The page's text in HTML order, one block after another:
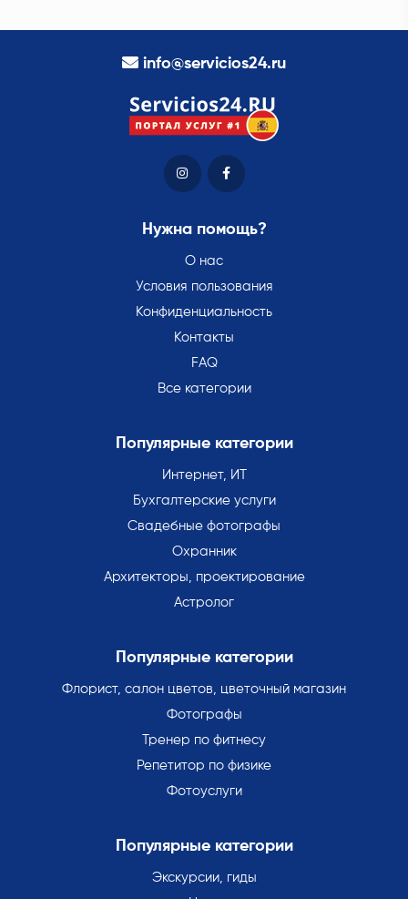
info@servicios24.ru
Нужна помощь?
О нас
Условия пользования
Конфиденциальность
Контакты
FAQ
Все категории
Популярные категории
Интернет, ИТ
Бухгалтерские услуги
Свадебные фотографы
Охранник
Архитекторы, проектирование
Астролог
Популярные категории
Флорист, салон цветов, цветочный магазин
Фотографы
Тренер по фитнесу
Репетитор по физике
Фотоуслуги
Популярные категории
Экскурсии, гиды